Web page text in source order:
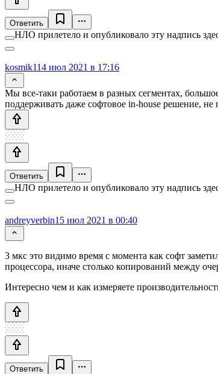
Ответить
НЛО прилетело и опубликовало эту надпись
kosmik114 июл 2021 в 17:16
Мы все-таки работаем в разных сегментах,
поддерживать даже софтовое in-house решение, не
Ответить
НЛО прилетело и опубликовало эту надпись
andreyverbin15 июл 2021 в 00:40
3 мкс это видимо время с момента как софт
процессора, иначе столько копирований между
Интересно чем и как измеряете
Ответить